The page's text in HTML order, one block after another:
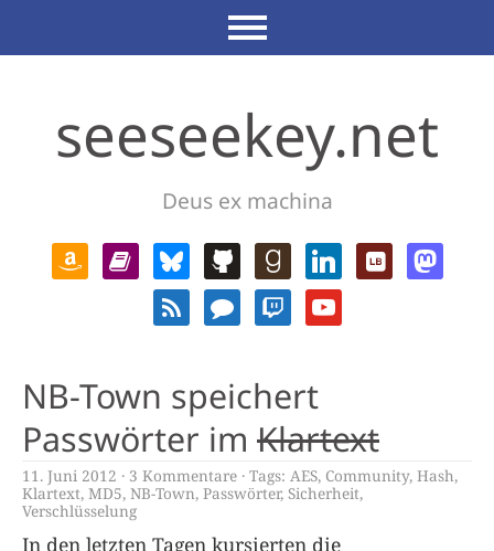
seeseekey.net
Deus ex machina
NB-Town speichert
Passwörter im Klartext
11. Juni 2012 3 Kommentare Tags: AES, Community, Hash,
Klartext, MD5, NB-Town, Passwörter, Sicherheit,
Verschlüsselung
In den letzten Tagen kursierten die